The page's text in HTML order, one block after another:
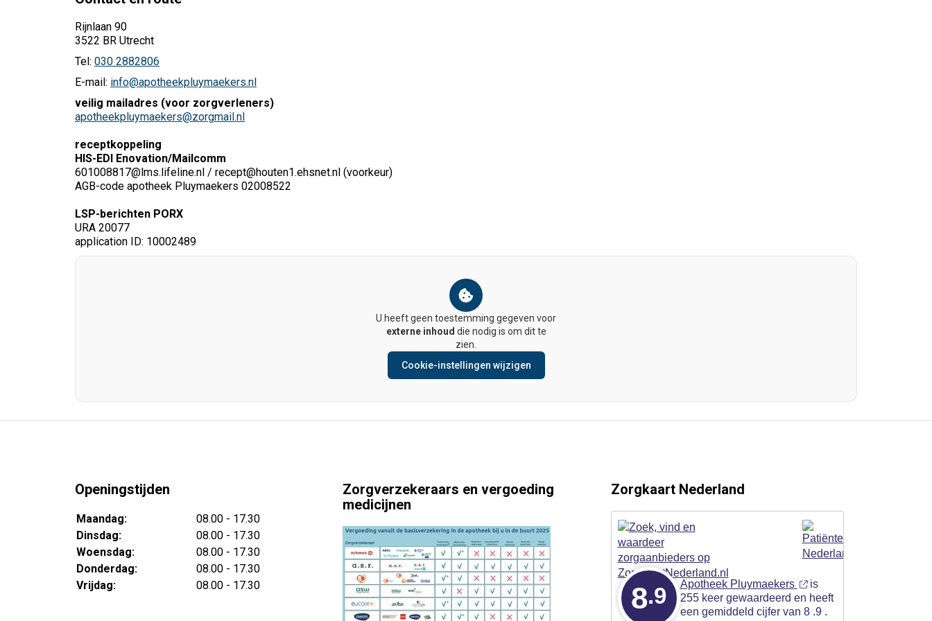
Rijnlaan 90
3522 BR Utrecht
Tel: 030 2882806
E-mail: info@apotheekpluymaekers.nl
veilig mailadres (voor zorgverleners)
apotheekpluymaekers@zorgmail.nl
receptkoppeling
HIS-EDI Enovation/Mailcomm
601008817@lms.lifeline.nl / recept@houten1.ehsnet.nl (voorkeur)
AGB-code apotheek Pluymaekers 02008522
LSP-berichten PORX
URA 20077
application ID: 10002489
U heeft geen toestemming gegeven voor
externe inhoud die nodig is om dit te
zien.
Cookie-instellingen wijzigen
Openingstijden
Maandag:
08.00 - 17.30
Dinsdag:
08.00 - 17.30
Woensdag:
08.00 - 17.30
Donderdag:
08.00 - 17.30
Vrijdag:
08.00 - 17.30
Zorgverzekeraars en vergoeding
medicijnen
Zorgkaart Nederland
8.9 Apotheek Pluymaekers
is
255 keer gewaardeerd en heeft
een gemiddeld cijfer van 8 .9 .